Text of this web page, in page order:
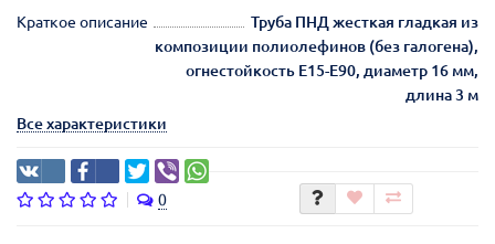
Краткое описание
Труба ПНД жесткая гладкая из
композиции полиолефинов (без галогена),
огнестойкость E15-E90, диаметр 16 мм,
длина 3 м
Все характеристики
0